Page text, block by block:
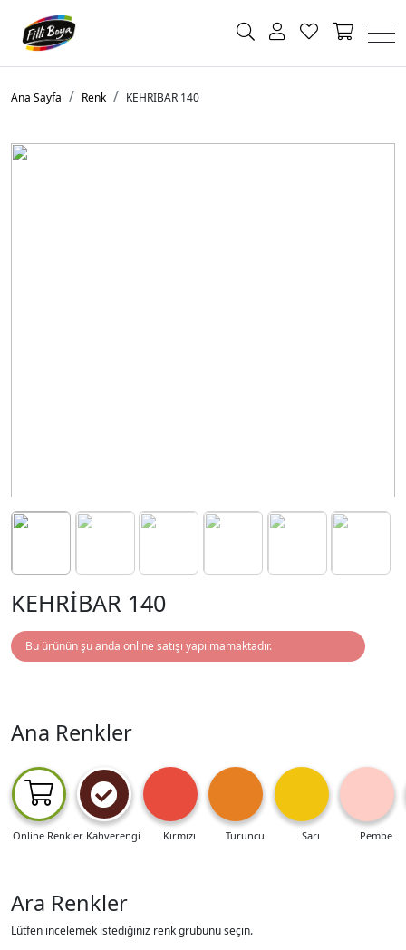
Ana Sayfa Renk KEHRİBAR 140
KEHRİBAR 140
Bu ürünün şu anda online satışı yapılmamaktadır.
Ana Renkler
Online Renkler Kahverengi Kırmızı Turuncu Sarı Pembe
Ara Renkler
Lütfen incelemek istediğiniz renk grubunu seçin.